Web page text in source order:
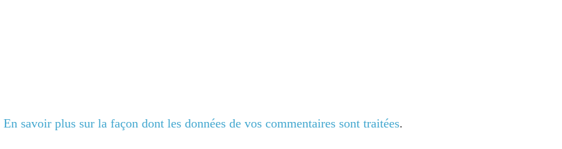
En savoir plus sur la façon dont les données de vos commentaires sont traitées.